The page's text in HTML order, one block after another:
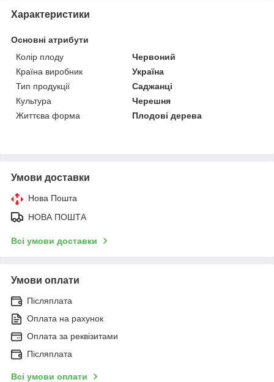
Характеристики
Основні атрибути
Колір плоду
Червоний
Країна виробник
Україна
Тип продукції
Саджанці
Культура
Черешня
Життєва форма
Плодові дерева
Умови доставки
Нова Пошта
НОВА ПОШТА
Всі умови доставки
Умови оплати
Післяплата
Оплата на рахунок
Оплата за реквізитами
Післяплата
Всі умови оплати